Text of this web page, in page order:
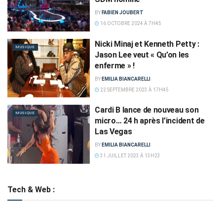
BY FABIEN JOUBERT
16 OCTOBRE 2024 À 7H45
MUSIQUE
Nicki Minaj et Kenneth Petty :
Jason Lee veut « Qu’on les
enferme » !
BY EMILIA BIANCARELLI
22 SEPTEMBRE 2023 À 17H45
MUSIQUE
Cardi B lance de nouveau son
micro… 24 h après l’incident de
Las Vegas
BY EMILIA BIANCARELLI
31 JUILLET 2023 À 13H23
Tech & Web :